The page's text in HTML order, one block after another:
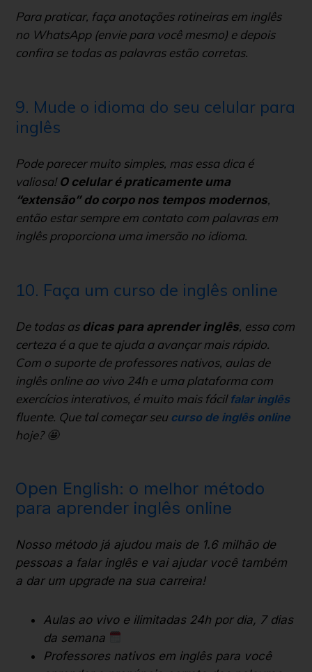
Para praticar, faça anotações rotineiras em inglês
no WhatsApp (envie para você mesmo) e depois
confira se todas as palavras estão corretas.
9. Mude o idioma do seu celular para
inglês
Pode parecer muito simples, mas essa dica é
valiosa! O celular é praticamente uma
“extensão” do corpo nos tempos modernos,
então estar sempre em contato com palavras em
inglês proporciona uma imersão no idioma.
10. Faça um curso de inglês online
De todas asdicas para aprender inglês, essa com
certeza é a que te ajuda a avançar mais rápido.
Com o suporte de professores nativos, aulas de
inglês online ao vivo 24h e uma plataforma com
exercícios interativos, é muito mais fácil falar inglês
fluente. Que talcomeçar seu curso de inglês online
hoje? 🤩
Open English: o melhor método
para aprender inglês online
Nosso método já ajudou mais de 1.6 milhão de
pessoas a falar inglês e vai ajudar você também
a dar um upgrade na sua carreira!
Aulas ao vivo e ilimitadas 24h por dia, 7 dias
da semana
Professores nativos em inglês para você